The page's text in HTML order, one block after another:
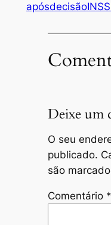
apósdecisãoINSS
Deixe um
O seu
publicado.
são
Comentário *